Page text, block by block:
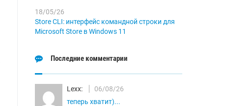
18/05/26
Store CLI: интерфейс командной строки для
Microsoft Store в Windows 11
Последние комментарии
Lexx:
06/08/26
теперь хватит)...